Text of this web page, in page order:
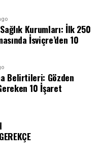
Kurumları: İlk 250
İsviçre’den 10
Belirtileri: Gözden
10 İşaret